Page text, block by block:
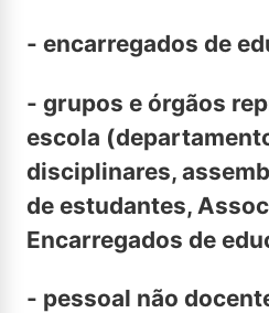
- encarregados de
- grupos e órgãos
escola
disciplinares,
de estudantes,
Encarregados de
- pessoal não